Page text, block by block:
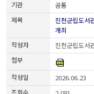
공통
진천군립도서
개최
진천군립도서
2026.06.23